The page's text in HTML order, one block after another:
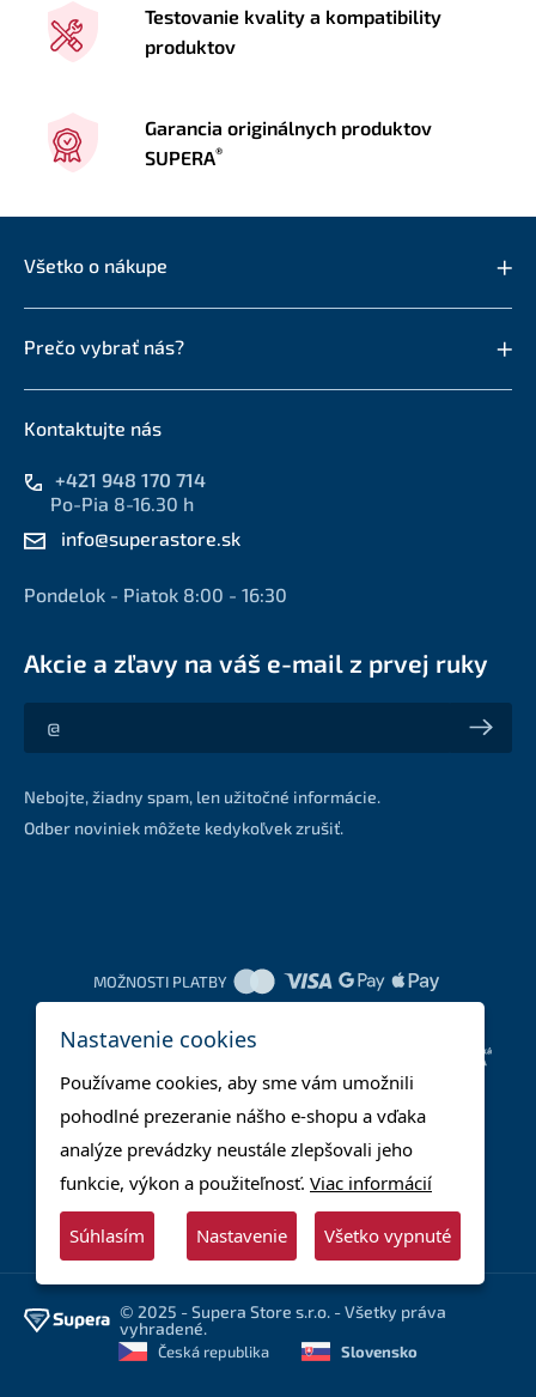
Testovanie kvality a kompatibility
produktov
Garancia originálnych produktov
SUPERA®
Všetko o nákupe
Prečo vybrať nás?
Kontaktujte nás
+421 948 170 714
Po-Pia 8-16.30 h
info@superastore.sk
Pondelok - Piatok 8:00 - 16:30
Akcie a zľavy na váš e-mail z prvej ruky
Akcie a zľavy na váš e-mail z prvej ruky
Nebojte, žiadny spam, len užitočné informácie.
Odber noviniek môžete kedykoľvek zrušiť.
MOŽNOSTI PLATBY
© 2025 - Supera Store s.r.o. - Všetky práva
vyhradené.
Česká republika Slovensko
Nastavenie cookies
Používame cookies, aby sme vám umožnili
pohodlné prezeranie nášho e-shopu a vďaka
analýze prevádzky neustále zlepšovali jeho
funkcie, výkon a použiteľnosť. Viac informácií
Súhlasím Nastavenie Všetko vypnuté